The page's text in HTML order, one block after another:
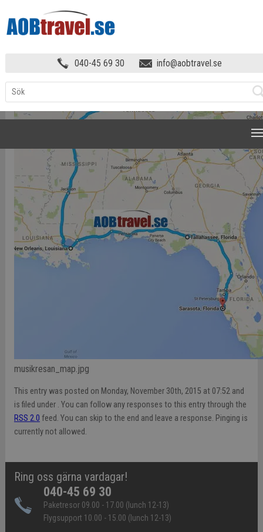
040-45 69 30 info@aobtravel.se
MUSIKRESAN_MAP
musikresan_map.jpg
This entry was posted on Monday, November 30th, 2015 at 07:52 and
is filed under . You can follow any responses to this entry through the
RSS 2.0 feed. You can skip to the end and leave a response. Pinging is
currently not allowed.
Ring oss gärna vardagar!
040-45 69 30
Paketresor 09.00 - 17.00 (lunch 12-13)
Flygsupport 10.00 - 15.00 (lunch 12-13)